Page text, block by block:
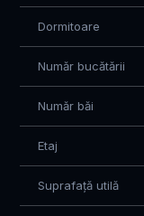
Dormitoare
Număr bucătării
Număr băi
Etaj
Suprafață utilă